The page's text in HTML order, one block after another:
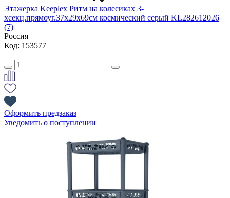
Этажерка Keeplex Ритм на колесиках 3-
хсекц.прямоуг.37х29х69см космический серый KL282612026
(7)
Россия
Код: 153577
Оформить предзаказ
Уведомить о поступлении